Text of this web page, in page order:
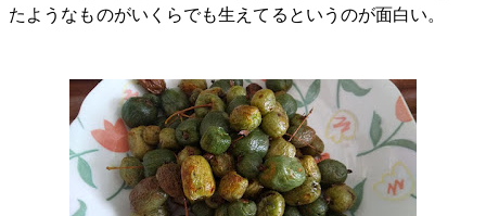
たようなものがいくらでも生えてるというのが面白い。